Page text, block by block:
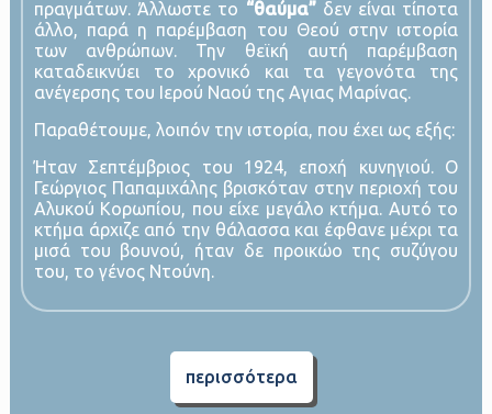
πραγμάτων. Άλλωστε το “θαύμα”δεν είναι τίποτα
άλλο, παρά η παρέμβαση του Θεού στην ιστορία
των ανθρώπων. Την θεϊκή αυτή παρέμβαση
καταδεικνύει το χρονικό και τα γεγονότα της
ανέγερσης του Ιερού Ναού της Αγιας Μαρίνας.
Παραθέτουμε, λοιπόν την ιστορία, που έχει ως εξής:
Ήταν Σεπτέμβριος του 1924, εποχή κυνηγιού. Ο
Γεώργιος Παπαμιχάλης βρισκόταν στην περιοχή του
Aλυκού Κορωπίου, που είχε μεγάλο κτήμα. Αυτό το
κτήμα άρχιζε από την θάλασσα και έφθανε μέχρι τα
μισά του βουνού, ήταν δε προικώο της συζύγου
του, το γένος Ντούνη.
περισσότερα